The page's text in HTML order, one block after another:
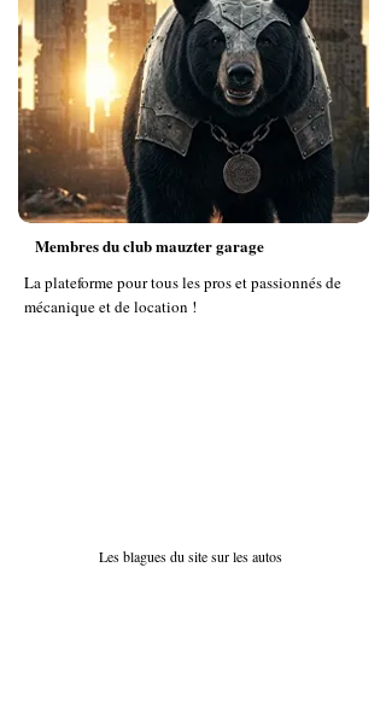
Membres du club mauzter garage
La plateforme pour tous les pros et passionnés de
mécanique et de location !
Les blagues du site sur les autos